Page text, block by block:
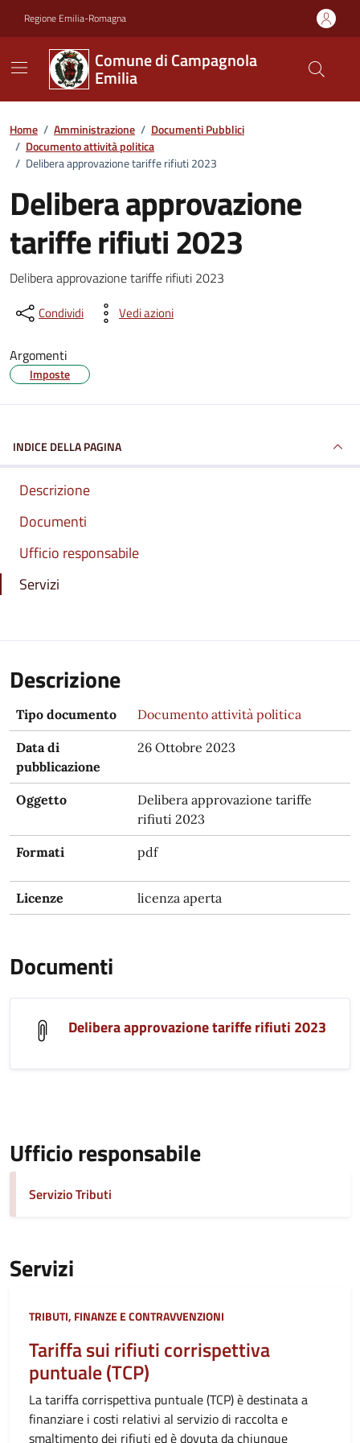
Regione Emilia-Romagna
Comune di Campagnola
Emilia
Home / Amministrazione / Documenti Pubblici
/ Documento attività politica
/ Delibera approvazione tariffe rifiuti 2023
Delibera approvazione
tariffe rifiuti 2023
Dettagli del documento
Delibera approvazione tariffe rifiuti 2023
Condividi Vedi azioni
Argomenti
Imposte
INDICE DELLA PAGINA
Descrizione
Documenti
Ufficio responsabile
Servizi
Descrizione
Tipo documento Documento attività politica
Data di
pubblicazione
26 Ottobre 2023
Oggetto
Delibera approvazione tariffe
rifiuti 2023
Formati pdf
Licenze licenza aperta
Documenti
Delibera approvazione tariffe rifiuti 2023
Ufficio responsabile
Servizio Tributi
Servizi
Categoria:
TRIBUTI, FINANZE E CONTRAVVENZIONI
Tariffa sui rifiuti corrispettiva
puntuale (TCP)
La tariffa corrispettiva puntuale (TCP) è destinata a
finanziare i costi relativi al servizio di raccolta e
smaltimento dei rifiuti ed è dovuta da chiunque